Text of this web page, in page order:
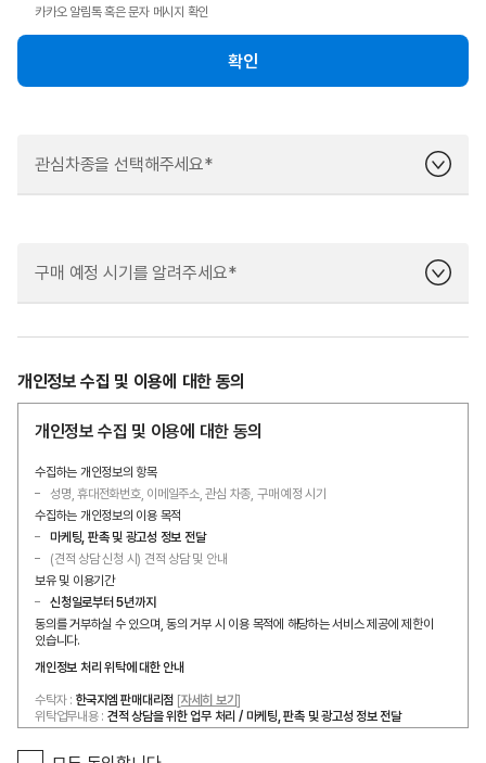
카카오 알림톡 혹은 문자 메시지 확인
확인
개인정보 수집 및 이용에 대한 동의
개인정보 수집 및 이용에 대한 동의
수집하는 개인정보의 항목
성명, 휴대전화번호, 이메일주소, 관심 차종, 구매 예정 시기
수집하는 개인정보의 이용 목적
마케팅, 판촉 및 광고성 정보 전달
(견적 상담 신청 시) 견적 상담 및 안내
보유 및 이용기간
신청일로부터 5년까지
동의를 거부하실 수 있으며, 동의 거부 시 이용 목적에 해당하는 서비스 제공에 제한이
있습니다.
개인정보 처리 위탁에 대한 안내
수탁자 : 한국지엠 판매대리점 [자세히 보기]
위탁업무내용 : 견적 상담을 위한 업무 처리 / 마케팅, 판촉 및 광고성 정보 전달
바랍니다.